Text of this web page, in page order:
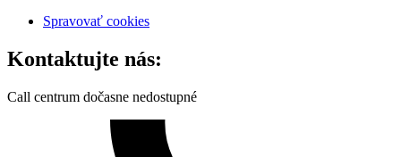
Spravovať cookies
Kontaktujte nás:
Call centrum dočasne nedostupné